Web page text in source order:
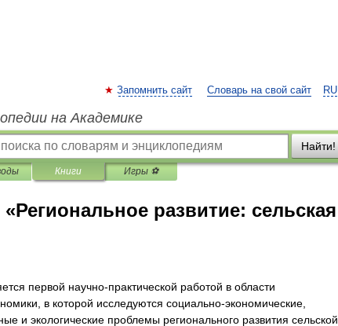
RU
Запомнить сайт Словарь на свой сайт
на Академике
Найти!
Книги Игры ⚽
развитие: сельская
первой научно-практической работой в области
в которой исследуются социально-экономические,
и экологические проблемы регионального развития сельской